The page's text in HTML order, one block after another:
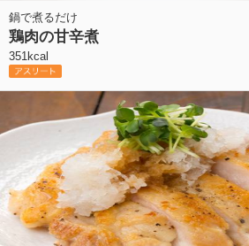
鍋で煮るだけ
鶏肉の甘辛煮
351kcal